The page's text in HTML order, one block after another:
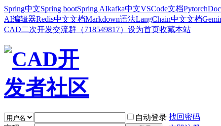
Spring中文Spring bootSpring AIkafka中文VSCode文档Pytorch
AI编辑器Redis中文文档Markdown语法LangChain中文文档
CAD二次开发交流群（718549817） 设为首页收藏本站
自动登录 找回密码